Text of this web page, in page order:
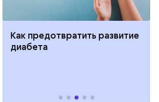
Клещевой энцефалит:
профилактика, лечение, как